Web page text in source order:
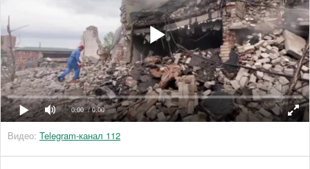
0:00 / 0:00
Видео: Telegram-канал 112